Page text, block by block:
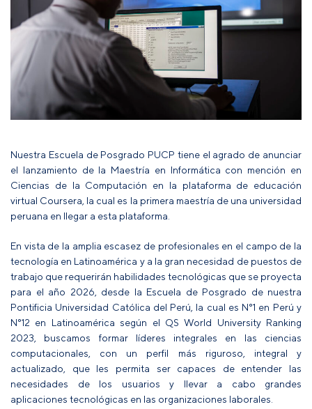
Nuestra Escuela de Posgrado PUCP tiene el agrado de anunciar
el lanzamiento de la Maestría en Informática con mención en
Ciencias de la Computación en la plataforma de educación
virtual Coursera, la cual es la primera maestría de una universidad
peruana en llegar a esta plataforma.
En vista de la amplia escasez de profesionales en el campo de la
tecnología en Latinoamérica y a la gran necesidad de puestos de
trabajo que requerirán habilidades tecnológicas que se proyecta
para el año 2026, desde la Escuela de Posgrado de nuestra
Pontificia Universidad Católica del Perú, la cual es N°1 en Perú y
N°12 en Latinoamérica según el QS World University Ranking
2023, buscamos formar líderes integrales en las ciencias
computacionales, con un perfil más riguroso, integral y
actualizado, que les permita ser capaces de entender las
necesidades de los usuarios y llevar a cabo grandes
aplicaciones tecnológicas en las organizaciones laborales.